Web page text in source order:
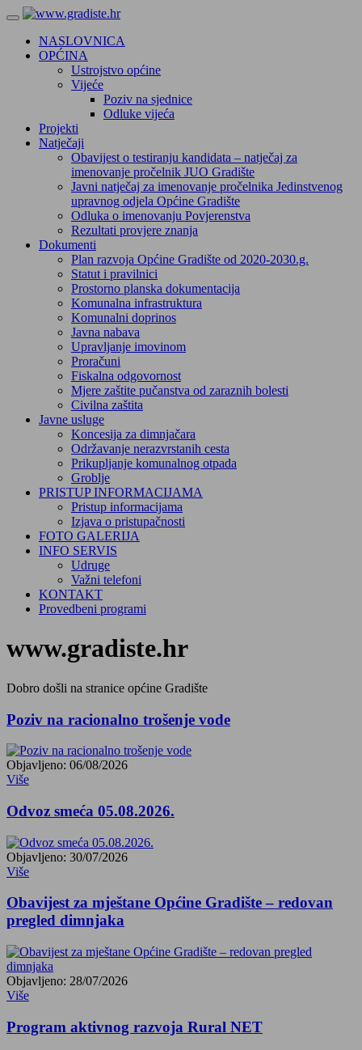
NASLOVNICA
OPĆINA
Ustrojstvo općine
Vijeće
Poziv na sjednice
Odluke vijeća
Projekti
Natječaji
Obavijest o testiranju kandidata – natječaj za
imenovanje pročelnik JUO Gradište
Javni natječaj za imenovanje pročelnika Jedinstvenog
upravnog odjela Općine Gradište
Odluka o imenovanju Povjerenstva
Rezultati provjere znanja
Dokumenti
Plan razvoja Općine Gradište od 2020-2030.g.
Statut i pravilnici
Prostorno planska dokumentacija
Komunalna infrastruktura
Komunalni doprinos
Javna nabava
Upravljanje imovinom
Proračuni
Fiskalna odgovornost
Mjere zaštite pučanstva od zaraznih bolesti
Civilna zaštita
Javne usluge
Koncesija za dimnjačara
Održavanje nerazvrstanih cesta
Prikupljanje komunalnog otpada
Groblje
PRISTUP INFORMACIJAMA
Pristup informacijama
Izjava o pristupačnosti
FOTO GALERIJA
INFO SERVIS
Udruge
Važni telefoni
KONTAKT
Provedbeni programi
www.gradiste.hr
Dobro došli na stranice općine Gradište
Poziv na racionalno trošenje vode
Objavljeno: 06/08/2026
Više
Odvoz smeća 05.08.2026.
Objavljeno: 30/07/2026
Više
Obavijest za mještane Općine Gradište – redovan
pregled dimnjaka
Objavljeno: 28/07/2026
Više
Program aktivnog razvoja Rural NET